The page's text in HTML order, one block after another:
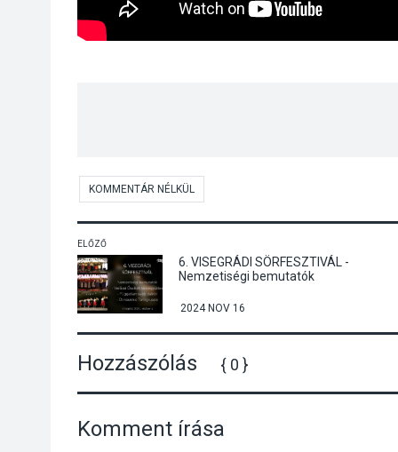
KOMMENTÁR NÉLKÜL
ELŐZŐ
6. VISEGRÁDI SÖRFESZTIVÁL -
Nemzetiségi bemutatók
2024 NOV 16
Hozzászólás { 0 }
Komment írása